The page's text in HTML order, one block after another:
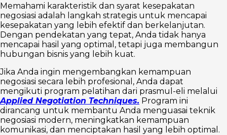
Memahami karakteristik dan syarat kesepakatan
negosiasi adalah langkah strategis untuk mencapai
kesepakatan yang lebih efektif dan berkelanjutan.
Dengan pendekatan yang tepat, Anda tidak hanya
mencapai hasil yang optimal, tetapi juga membangun
hubungan bisnis yang lebih kuat.
Jika Anda ingin mengembangkan kemampuan
negosiasi secara lebih profesional, Anda dapat
mengikuti program pelatihan dari prasmul-eli melalui
Applied Negotiation Techniques. Program ini
dirancang untuk membantu Anda menguasai teknik
negosiasi modern, meningkatkan kemampuan
komunikasi, dan menciptakan hasil yang lebih optimal.